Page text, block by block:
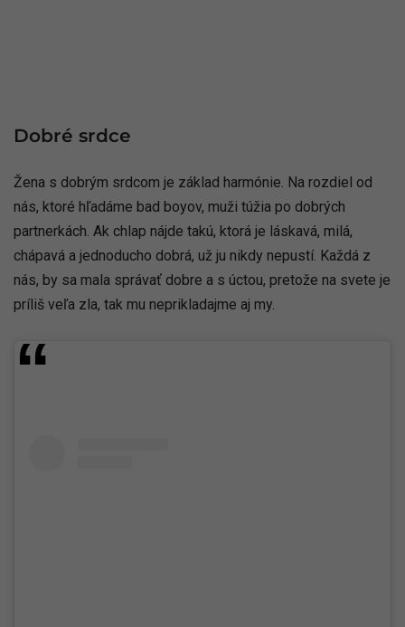
Dobré srdce
Žena s dobrým srdcom je základ harmónie. Na rozdiel od
nás, ktoré hľadáme bad boyov, muži túžia po dobrých
partnerkách. Ak chlap nájde takú, ktorá je láskavá, milá,
chápavá a jednoducho dobrá, už ju nikdy nepustí. Každá z
nás, by sa mala správať dobre a s úctou, pretože na svete je
príliš veľa zla, tak mu neprikladajme aj my.